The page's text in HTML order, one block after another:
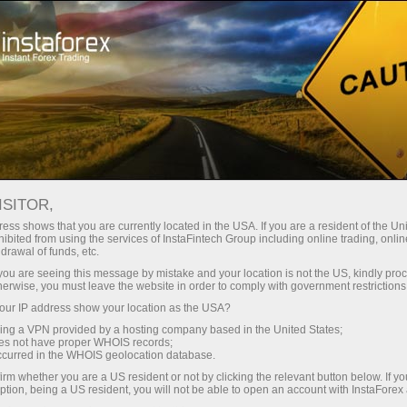
Промоакції Конкурси Лакі Трейдер
Лакі Трейдер
Річний призовий фонд конкурсу –$75,000!
Брати участь
shows that you are currently located in the USA. If you are a resident of the
from using the services of InstaFintech Group including online trading,
of funds, etc.
are seeing this message by mistake and your location is not the US, kindly
you must leave the website in order to comply with government
IP address show your location as the USA?
a VPN provided by a hosting company based in the United States;
not have proper WHOIS records;
in the WHOIS geolocation database.
whether you are a US resident or not by clicking the relevant button below. If
being a US resident, you will not be able to open an account with InstaForex